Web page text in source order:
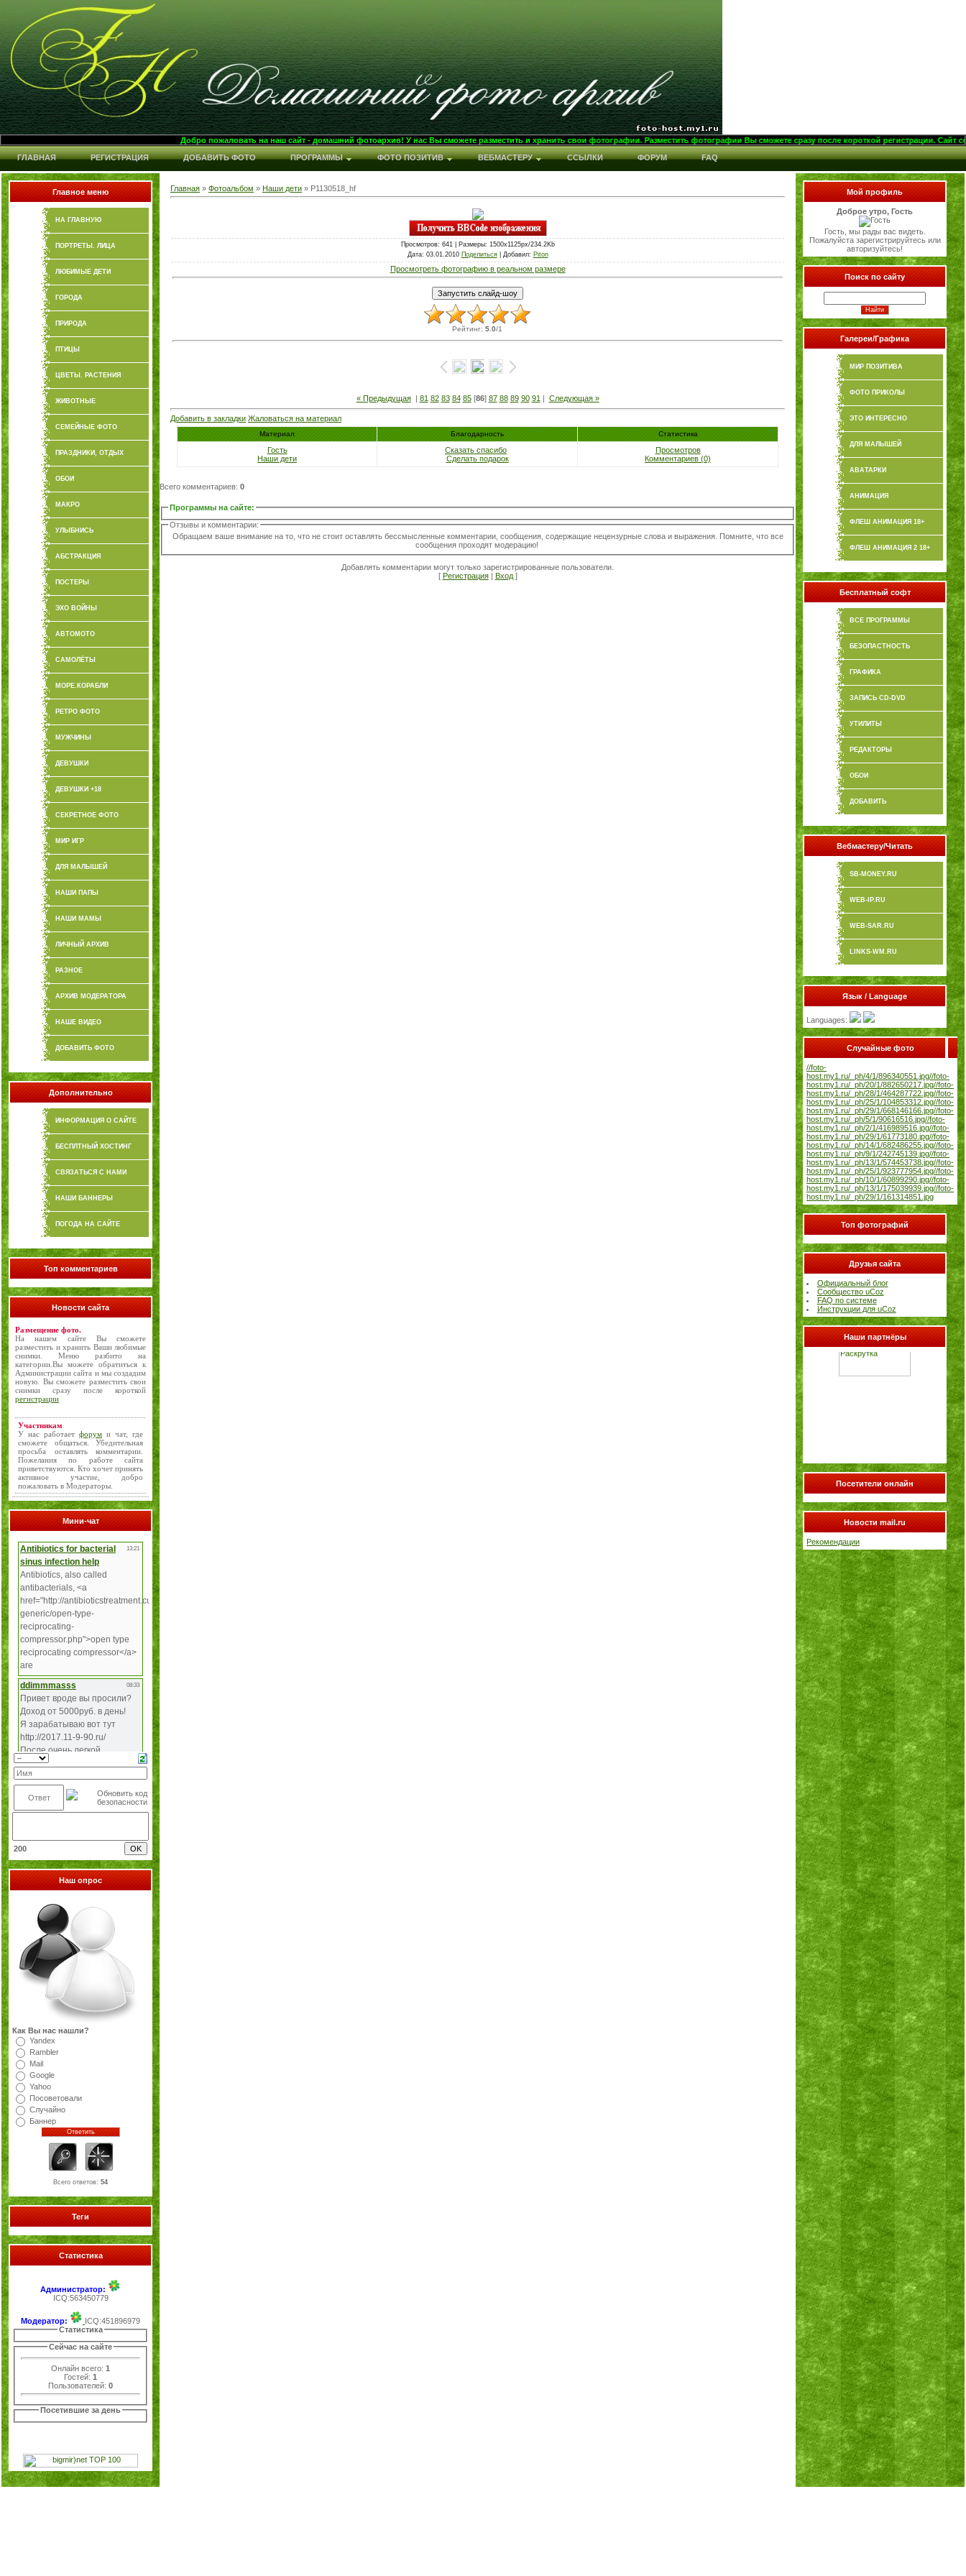
Добро пожаловать на наш сайт - домашний фотоархив! У нас Вы сможете разместить и хранить свои фотографии. Разместить фотографии Вы сможете сразу после короткой регистрации. Сайт создан
ГЛАВНАЯ
РЕГИСТРАЦИЯ ДОБАВИТЬ ФОТО ПРОГРАММЫ ФОТО ПОЗИТИВ ВЕБМАСТЕРУ ССЫЛКИ ФОРУМ FAQ
Главное меню
НА ГЛАВНУЮ
ПОРТРЕТЫ. ЛИЦА
ЛЮБИМЫЕ ДЕТИ
ГОРОДА
ПРИРОДА
ПТИЦЫ
ЦВЕТЫ. РАСТЕНИЯ
ЖИВОТНЫЕ
СЕМЕЙНЫЕ ФОТО
ПРАЗДНИКИ, ОТДЫХ
ОБОИ
МАКРО
УЛЫБНИСЬ
АБСТРАКЦИЯ
ПОСТЕРЫ
ЭХО ВОЙНЫ
АВТОМОТО
САМОЛЁТЫ
МОРЕ.КОРАБЛИ
РЕТРО ФОТО
МУЖЧИНЫ
ДЕВУШКИ
ДЕВУШКИ +18
СЕКРЕТНОЕ ФОТО
МИР ИГР
ДЛЯ МАЛЫШЕЙ
НАШИ ПАПЫ
НАШИ МАМЫ
ЛИЧНЫЙ АРХИВ
РАЗНОЕ
АРХИВ МОДЕРАТОРА
НАШЕ ВИДЕО
ДОБАВИТЬ ФОТО
Дополнительно
ИНФОРМАЦИЯ О САЙТЕ
БЕСПЛТНЫЙ ХОСТИНГ
СВЯЗАТЬСЯ С НАМИ
НАШИ БАННЕРЫ
ПОГОДА НА САЙТЕ
Топ комментариев
Новости сайта
Размещение фото.
На нашем сайте Вы сможете
разместить и хранить Ваши любимые
снимки. Меню разбито на
категории.Вы можете обратиться к
Администрации сайта и мы создадим
новую. Вы сможете разместить свои
снимки сразу после короткой
регистрации
Участникам
У нас работает форум и чат, где
сможете общаться. Убедительная
просьба оставлять комментарии.
Пожелания по работе сайта
приветствуются. Кто хочет принять
активное участие, добро
пожаловать в Модераторы.
Мини-чат
200
Наш опрос
Как Вы нас нашли?
Yandex
Rambler
Mail
Google
Yahoo
Посоветовали
Случайно
Баннер
Всего ответов: 54
Теги
Статистика
Администратор:
ICQ:563450779
Модератор:
ICQ:451896979
Статистика
Сейчас на сайте
Онлайн всего: 1
Гостей: 1
Пользователей: 0
Посетившие за день
Главная » Фотоальбом » Наши дети » P1130518_hf
Просмотров: 641 | Размеры: 1500x1125px/234.2Kb
Дата: 03.01.2010 Поделиться| Добавил: Piton
Просмотреть фотографию в реальном размере
Рейтинг: 5.0/1
« Предыдущая| 81 82 83 84 85[86] 87 88 89 90 91 | Следующая »
Добавить в закладки Жаловаться на материал
Материал Благодарность Статистика
Гость
Наши дети
Сказать спасибо
Сделать подарок
Просмотров
Комментариев (0)
Всего комментариев: 0
Программы на сайте:
Отзывы и комментарии:
Обращаем ваше внимание на то, что не стоит оставлять бессмысленные комментарии, сообщения, содержащие нецензурные слова и выражения. Помните, что все
сообщения проходят модерацию!
Добавлять комментарии могут только зарегистрированные пользователи.
[ Регистрация| Вход]
Мой профиль
Доброе утро, Гость
Гость, мы рады вас видеть.
Пожалуйста зарегистрируйтесь или
авторизуйтесь!
Поиск по сайту
Галереи/Графика
МИР ПОЗИТИВА
ФОТО ПРИКОЛЫ
ЭТО ИНТЕРЕСНО
ДЛЯ МАЛЫШЕЙ
АВАТАРКИ
АНИМАЦИЯ
ФЛЕШ АНИМАЦИЯ 18+
ФЛЕШ АНИМАЦИЯ 2 18+
Бесплатный софт
ВСЕ ПРОГРАММЫ
БЕЗОПАСТНОСТЬ
ГРАФИКА
ЗАПИСЬ CD-DVD
УТИЛИТЫ
РЕДАКТОРЫ
ОБОИ
ДОБАВИТЬ
Вебмастеру/Читать
SB-MONEY.RU
WEB-IP.RU
WEB-SAR.RU
LINKS-WM.RU
Язык / Language
Languages:
Случайные фото
//foto-
host.my1.ru/_ph/4/1/896340551.jpg//foto-
host.my1.ru/_ph/20/1/882650217.jpg//foto-
host.my1.ru/_ph/28/1/464287722.jpg//foto-
host.my1.ru/_ph/25/1/104853312.jpg//foto-
host.my1.ru/_ph/29/1/668146166.jpg//foto-
host.my1.ru/_ph/5/1/90616516.jpg//foto-
host.my1.ru/_ph/2/1/416989516.jpg//foto-
host.my1.ru/_ph/29/1/61773180.jpg//foto-
host.my1.ru/_ph/14/1/682486255.jpg//foto-
host.my1.ru/_ph/9/1/242745139.jpg//foto-
host.my1.ru/_ph/13/1/574453738.jpg//foto-
host.my1.ru/_ph/25/1/923777954.jpg//foto-
host.my1.ru/_ph/10/1/60899290.jpg//foto-
host.my1.ru/_ph/13/1/175039939.jpg//foto-
host.my1.ru/_ph/29/1/161314851.jpg
Топ фотографий
Друзья сайта
Официальный блог
Сообщество uCoz
FAQ по системе
Инструкции для uCoz
Наши партнёры
Посетители онлайн
Новости mail.ru
Рекомендации